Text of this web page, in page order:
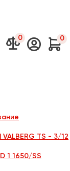
0  0
TS - 3/12
1 1650/SS